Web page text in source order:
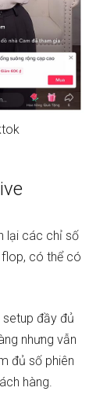
lại các chỉ số
flop, có thể có
setup đầy đủ
nhưng vẫn
đủ số phiên
hàng.